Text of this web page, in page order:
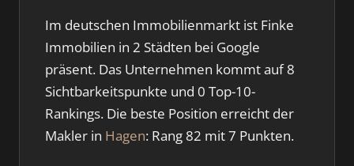
Im deutschen Immobilienmarkt ist Finke
Immobilien in 2 Städten bei Google
präsent. Das Unternehmen kommt auf 8
Sichtbarkeitspunkte und 0 Top-10-
Rankings. Die beste Position erreicht der
Makler in Hagen: Rang 82 mit 7 Punkten.